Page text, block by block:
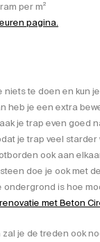
per m²
pagina.
te doen en kun
heb je een extra
je trap even goed
je trap veel starder
ook aan
doe je ook met
ondergrond is hoe
met Beton
je de treden ook